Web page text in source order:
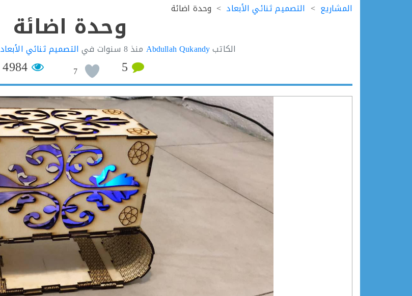
المشاريع التصميم ثنائي الأبعاد وحدة اضائة وحدة اضائة
الكاتبAbdullah Qukandy منذ8 سنوات فيالتصميم ثنائي الأبعاد
5
7
4984